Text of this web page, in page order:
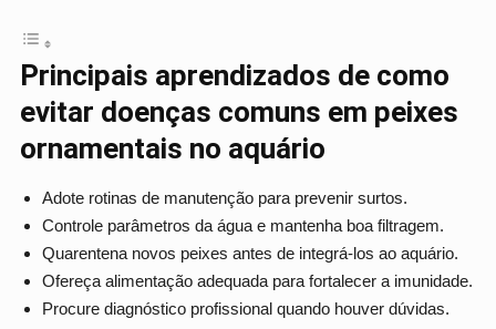
Principais aprendizados de como
evitar doenças comuns em peixes
ornamentais no aquário
Adote rotinas de manutenção para prevenir surtos.
Controle parâmetros da água e mantenha boa filtragem.
Quarentena novos peixes antes de integrá‑los ao aquário.
Ofereça alimentação adequada para fortalecer a imunidade.
Procure diagnóstico profissional quando houver dúvidas.